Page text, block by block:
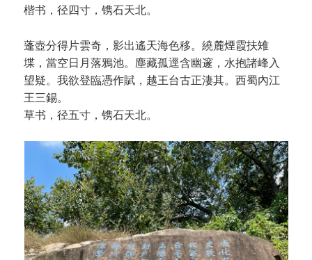
楷书，径四寸，镌石天北。
蓬壺分得片雲奇，影出遙天海色移。繞麓煙霞扶雉
堞，當空日月落鴉池。塵藏孤逕含幽邃，水抱諸峰入
望疑。我欲登臨憑作賦，越王台古正淒其。西蜀內江
王三錫。
草书，径五寸，镌石天北。